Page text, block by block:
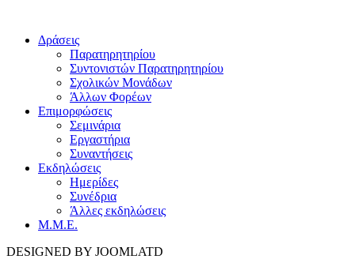
Δράσεις
Παρατηρητηρίου
Συντονιστών Παρατηρητηρίου
Σχολικών Μονάδων
Άλλων Φορέων
Επιμορφώσεις
Σεμινάρια
Εργαστήρια
Συναντήσεις
Εκδηλώσεις
Ημερίδες
Συνέδρια
Άλλες εκδηλώσεις
Μ.Μ.Ε.
DESIGNED BY JOOMLATD